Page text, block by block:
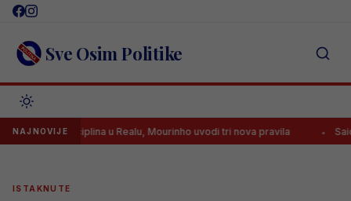
Skip
content Sve Osim Politike
NAJNOVIJE
disciplina u Realu, Mourinho uvodi tri nova pravila Said
ISTAKNUTE